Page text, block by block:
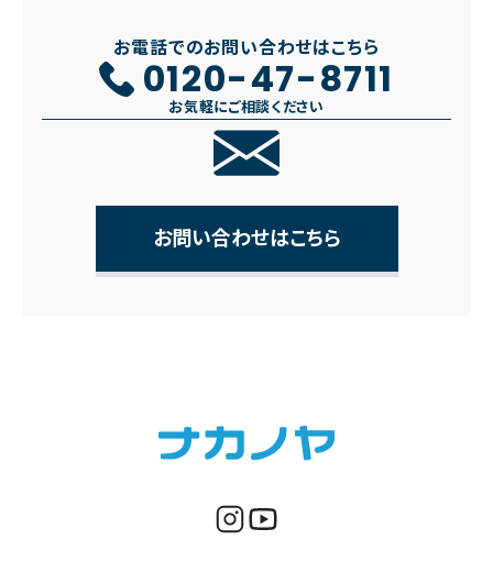
お電話でのお問い合わせはこちら
0120-47-8711
お気軽にご相談ください
お問い合わせはこちら